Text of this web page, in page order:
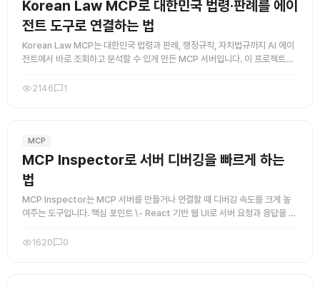
Korean Law MCP로 대한민국 법령·판례를 에이
전트 도구로 연결하는 법
Korean Law MCP는 대한민국 법령과 판례, 행정규칙, 자치법규까지 AI 에이
전트에서 바로 조회하고 분석할 수 있게 만든 MCP 서버입니다. 이 프로젝트의
2146 1
MCP
MCP Inspector로 서버 디버깅을 빠르게 하는
법
MCP Inspector는 MCP 서버를 만들거나 연결할 때 디버깅 속도를 크게 높
여주는 도구입니다. 핵심 포인트 \- React 기반 웹 UI로 서버 요청과 응답을 눈
1620 0